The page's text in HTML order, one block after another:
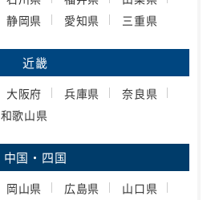
静岡県 愛知県 三重県
近畿
大阪府 兵庫県
奈良県
和歌山県
中国・四国
岡山県 広島県
山口県